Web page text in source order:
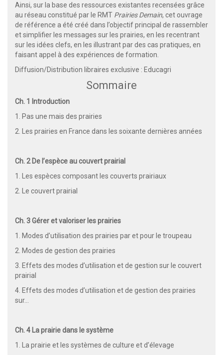
Ainsi, sur la base des ressources existantes recensées grâce
au réseau constitué par le RMT Prairies Demain, cet ouvrage
de référence a été créé dans l’objectif principal de rassembler
et simplifier les messages sur les prairies, en les recentrant
sur les idées clefs, en les illustrant par des cas pratiques, en
faisant appel à des expériences de formation.
Diffusion/Distribution libraires exclusive : Educagri
Sommaire
Ch. 1 Introduction
1. Pas une mais des prairies
2. Les prairies en France dans les soixante dernières années
Ch. 2 De l’espèce au couvert prairial
1. Les espèces composant les couverts prairiaux
2. Le couvert prairial
Ch. 3 Gérer et valoriser les prairies
1. Modes d’utilisation des prairies par et pour le troupeau
2. Modes de gestion des prairies
3. Effets des modes d’utilisation et de gestion sur le couvert
prairial
4. Effets des modes d’utilisation et de gestion des prairies
sur…
Ch. 4 La prairie dans le système
1. La prairie et les systèmes de culture et d’élevage